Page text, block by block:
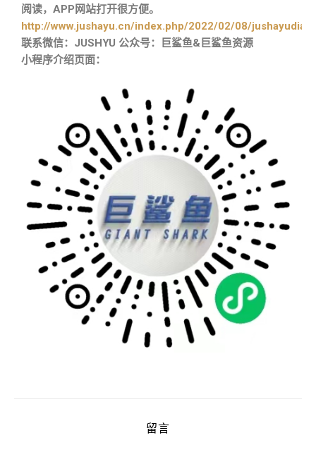
阅读，APP网站打开很方便。
http://www.jushayu.cn/index.php/2022/02/08/
联系微信：JUSHYU 公众号：巨鲨鱼&巨鲨鱼资源
小程序介绍页面：
留言